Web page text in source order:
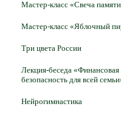
Мастер-класс «Свеча
Мастер-класс «Яблочный
Три цвета России
Лекция-беседа «Финансовая
безопасность для всей
Нейрогимнастика